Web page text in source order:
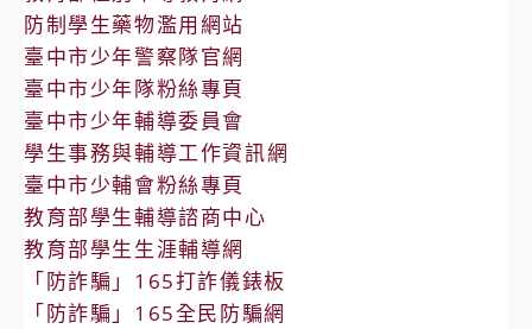
防制學生藥物濫用網站
臺中市少年警察隊官網
臺中市少年隊粉絲專頁
臺中市少年輔導委員會
學生事務與輔導工作資訊網
臺中市少輔會粉絲專頁
教育部學生輔導諮商中心
教育部學生生涯輔導網
「防詐騙」165打詐儀錶板
「防詐騙」165全民防騙網